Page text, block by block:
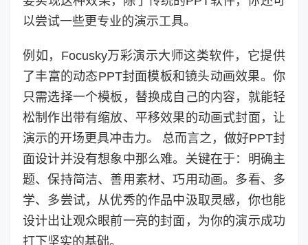
以尝试一些更专业的演示工具。
例如，Focusky万彩演示大师这类软件，它提供
了丰富的动态PPT封面模板和镜头动画效果。你
只需选择一个模板，替换成自己的内容，就能轻
松制作出带有缩放、平移效果的动画式封面，让
演示的开场更具冲击力。 总而言之，做好PPT封
面设计并没有想象中那么难。关键在于：明确主
题、保持简洁、善用素材、巧用动画。多看、多
学、多尝试，从优秀的作品中汲取灵感，你也能
设计出让观众眼前一亮的封面，为你的演示成功
打下坚实的基础。